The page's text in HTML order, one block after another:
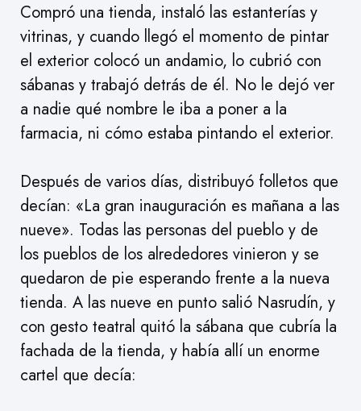
Compró una tienda, instaló las estanterías y
vitrinas, y cuando llegó el momento de pintar
el exterior colocó un andamio, lo cubrió con
sábanas y trabajó detrás de él. No le dejó ver
a nadie qué nombre le iba a poner a la
farmacia, ni cómo estaba pintando el exterior.
Después de varios días, distribuyó folletos que
decían: «La gran inauguración es mañana a las
nueve». Todas las personas del pueblo y de
los pueblos de los alrededores vinieron y se
quedaron de pie esperando frente a la nueva
tienda. A las nueve en punto salió Nasrudín, y
con gesto teatral quitó la sábana que cubría la
fachada de la tienda, y había allí un enorme
cartel que decía: